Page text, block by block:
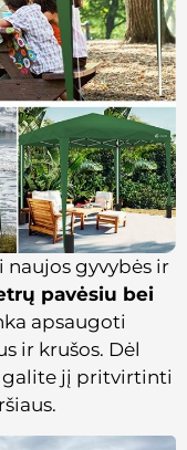
naujos gyvybės ir
pavėsiu bei
apsaugoti
ir krušos. Dėl
jį pritvirtinti